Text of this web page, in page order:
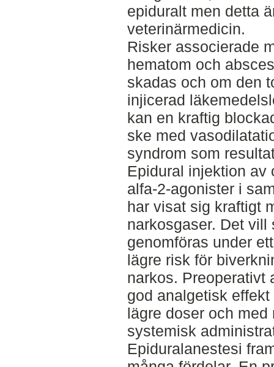
epiduralt men detta
veterinärmedicin.
Risker associerade
hematom och
skadas och om den
injicerad
kan en kraftig
ske med
syndrom som
Epidural injektion av
alfa-2-agonister i
har visat sig kraftigt
narkosgaser. Det vill
genomföras under
lägre risk för
narkos. Preoperativt
god analgetisk
lägre doser och
systemisk
Epiduralanestesi